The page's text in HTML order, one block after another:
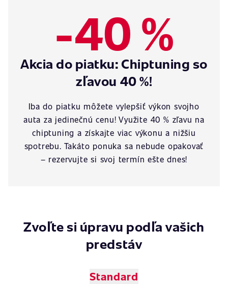
-40 %
Akcia do piatku: Chiptuning so
zľavou 40 %!
Iba do piatku môžete vylepšiť výkon svojho
auta za jedinečnú cenu! Využite 40 % zľavu na
chiptuning a získajte viac výkonu a nižšiu
spotrebu. Takáto ponuka sa nebude opakovať
– rezervujte si svoj termín ešte dnes!
Zvoľte si úpravu podľa vašich
predstáv
Standard